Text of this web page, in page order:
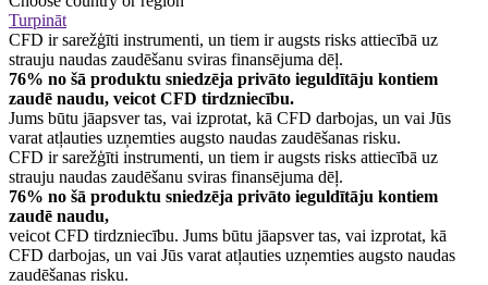
Turpināt
CFD ir sarežģīti instrumenti, un tiem ir augsts risks attiecībā uz
strauju naudas zaudēšanu sviras finansējuma dēļ.
76% no šā produktu sniedzēja privāto ieguldītāju kontiem
zaudē naudu, veicot CFD tirdzniecību.
Jums būtu jāapsver tas, vai izprotat, kā CFD darbojas, un vai Jūs
varat atļauties uzņemties augsto naudas zaudēšanas risku.
CFD ir sarežģīti instrumenti, un tiem ir augsts risks attiecībā uz
strauju naudas zaudēšanu sviras finansējuma dēļ.
76% no šā produktu sniedzēja privāto ieguldītāju kontiem
zaudē naudu,
veicot CFD tirdzniecību. Jums būtu jāapsver tas, vai izprotat, kā
CFD darbojas, un vai Jūs varat atļauties uzņemties augsto naudas
zaudēšanas risku.